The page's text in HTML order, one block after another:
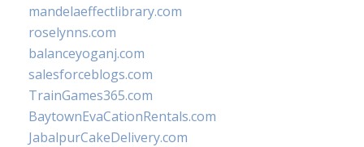
mandelaeffectlibrary.com
roselynns.com
balanceyoganj.com
salesforceblogs.com
TrainGames365.com
BaytownEvaCationRentals.com
JabalpurCakeDelivery.com